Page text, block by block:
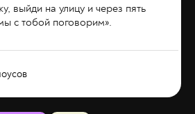
выйди на улицу и через пять
с тобой поговорим».